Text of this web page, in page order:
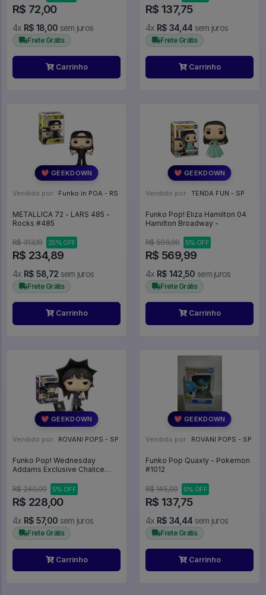
R$ 72,00
4x R$ 18,00 sem juros
Frete Grátis
Carrinho
R$ 137,75
4x R$ 34,44 sem juros
Frete Grátis
Carrinho
💖 GEEKDOWN
Vendido por: Funko in POA - RS
METALLICA 72 - LARS 485 -
Rocks #485
R$ 313,19 25% OFF
R$ 234,89
4x R$ 58,72 sem juros
Frete Grátis
Carrinho
💖 GEEKDOWN
Vendido por: TENDA FUN - SP
Funko Pop! Eliza Hamilton 04
Hamilton Broadway -
R$ 599,99 5% OFF
R$ 569,99
4x R$ 142,50 sem juros
Frete Grátis
Carrinho
💖 GEEKDOWN
Vendido por: ROVANI POPS - SP
Funko Pop! Wednesday
Addams Exclusive Chalice
Wednesday #1552
R$ 240,00 5% OFF
R$ 228,00
4x R$ 57,00 sem juros
Frete Grátis
Carrinho
💖 GEEKDOWN
Vendido por: ROVANI POPS - SP
Funko Pop Quaxly - Pokemon
#1012
R$ 145,00 5% OFF
R$ 137,75
4x R$ 34,44 sem juros
Frete Grátis
Carrinho